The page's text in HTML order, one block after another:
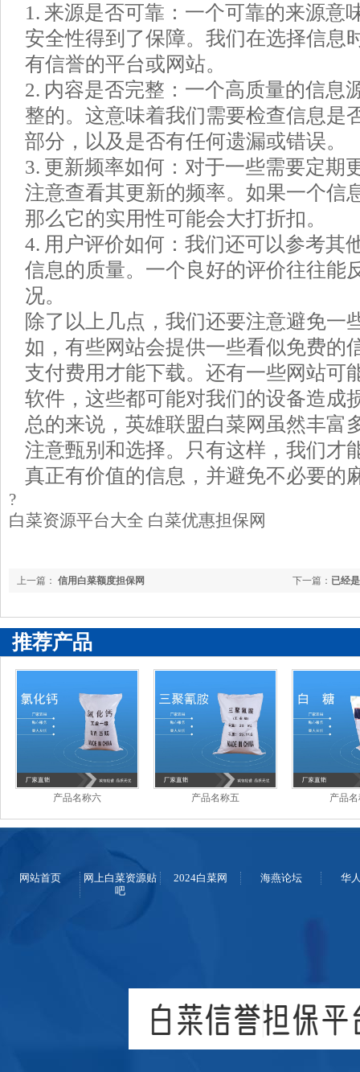
1. 来源是否可靠：一个可靠的来源意
安全性得到了保障。我们在选择信息
有信誉的平台或网站。
2. 内容是否完整：一个高质量的信息
整的。这意味着我们需要检查信息是
部分，以及是否有任何遗漏或错误。
3. 更新频率如何：对于一些需要定期
注意查看其更新的频率。如果一个信
那么它的实用性可能会大打折扣。
4. 用户评价如何：我们还可以参考其
信息的质量。一个良好的评价往往能
况。
除了以上几点，我们还要注意避免一
如，有些网站会提供一些看似免费的
支付费用才能下载。还有一些网站可
软件，这些都可能对我们的设备造成
总的来说，英雄联盟白菜网虽然丰富
注意甄别和选择。只有这样，我们才
真正有价值的信息，并避免不必要的
?
白菜资源平台大全 白菜优惠担保网
下一篇： 已经
上一篇： 信用白菜额度担保网
推荐产品
产品名称六 产品名称五 产品
网站首页
网上白菜资源贴
吧
2024白菜网 海燕论坛 华